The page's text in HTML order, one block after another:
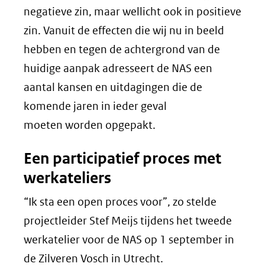
negatieve zin, maar wellicht ook in positieve
zin. Vanuit de effecten die wij nu in beeld
hebben en tegen de achtergrond van de
huidige aanpak adresseert de NAS een
aantal kansen en uitdagingen die de
komende jaren in ieder geval
moeten worden opgepakt.
Een participatief proces met
werkateliers
“Ik sta een open proces voor”, zo stelde
projectleider Stef Meijs tijdens het tweede
werkatelier voor de NAS op 1 september in
de Zilveren Vosch in Utrecht.